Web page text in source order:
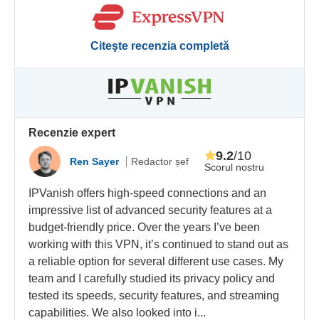
Citeşte recenzia completă
Recenzie expert
Ren Sayer Redactor șef Scorul nostru
9.2/10
IPVanish offers high-speed connections and an
impressive list of advanced security features at a
budget-friendly price. Over the years I’ve been
working with this VPN, it’s continued to stand out as
a reliable option for several different use cases. My
team and I carefully studied its privacy policy and
tested its speeds, security features, and streaming
capabilities. We also looked into i...